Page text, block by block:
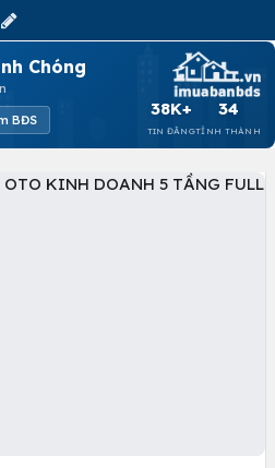
Chóng
BĐS
38K+
TIN ĐĂNG
34
TỈNH THÀNH